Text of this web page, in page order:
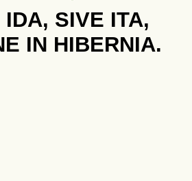
IDA, SIVE ITA,
IN HIBERNIA.